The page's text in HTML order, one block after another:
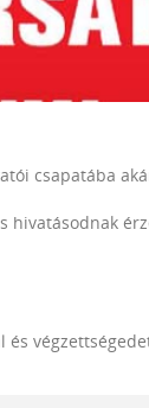
csapatába
hivatásodnak